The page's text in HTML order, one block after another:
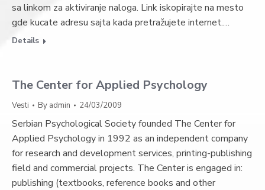
sa linkom za aktiviranje naloga. Link iskopirajte na mesto
gde kucate adresu sajta kada pretražujete internet.…
Details
The Center for Applied Psychology
Vesti By admin 24/03/2009
Serbian Psychological Society founded The Center for
Applied Psychology in 1992 as an independent company
for research and development services, printing-publishing
field and commercial projects. The Center is engaged in:
publishing (textbooks, reference books and other